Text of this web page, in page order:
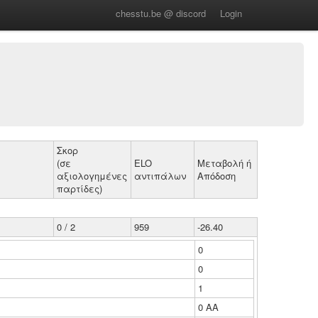
chesstu.be @ discord Login
Σκορ
(σε
αξιολογημένες
παρτίδες)
ELO
αντιπάλων
Μεταβολή ή
Απόδοση
0 / 2 959
-26.40
0
0
1
0 ΑΑ